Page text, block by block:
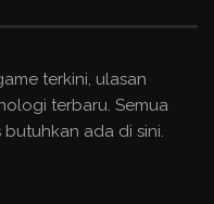
terkini, ulasan
terbaru. Semua
ada di sini.